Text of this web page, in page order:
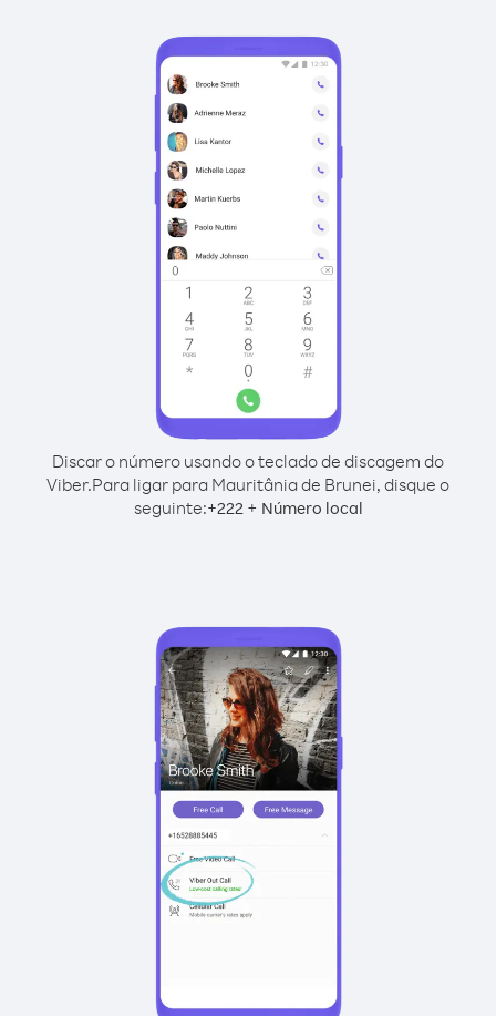
Discar o número usando o teclado de discagem do
Viber.Para ligar para Mauritânia de Brunei, disque o
seguinte:+222+ Número local